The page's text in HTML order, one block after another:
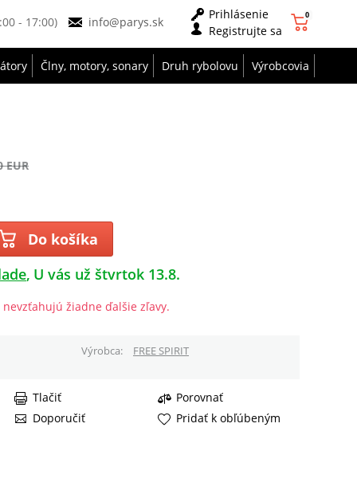
- 17:00) info@parys.sk
Prihlásenie
Registrujte sa
0
Člny, motory, sonary Druh rybolovu Výrobcovia
EUR
Do košíka
U vás už štvrtok 13.8.
žiadne ďalšie zľavy.
Výrobca
FREE SPIRIT
Porovnať
Doporučiť
Tlačiť
Pridať k obľúbeným